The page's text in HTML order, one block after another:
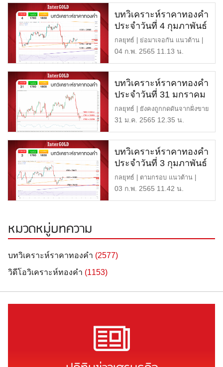
บทวิเคราะห์ราคาทองคำ
ประจำวันที่ 4 กุมภาพันธ์
2565
กลยุทธ์ | ย่อมาเจอกัน แนวต้าน |
1830 หรือ 28,500 บาท แน […]
04 ก.พ. 2565 11.13 น.
บทวิเคราะห์ราคาทองคำ
ประจำวันที่ 31 มกราคม
2565
กลยุทธ์ | ยังคงถูกกดดันจากฝั่งขาย
แนวต้านสอง | 1800 หรื […]
31 ม.ค. 2565 12.35 น.
บทวิเคราะห์ราคาทองคำ
ประจำวันที่ 3 กุมภาพันธ์
2565
กลยุทธ์ | ตามกรอบ แนวต้าน |
1830 หรือ 28,630 บาท แนวรับ
03 ก.พ. 2565 11.42 น.
หมวดหมู่บทความ
บทวิเคราะห์ราคาทองคำ (2577)
วิดีโอวิเคราะห์ทองคำ (1153)